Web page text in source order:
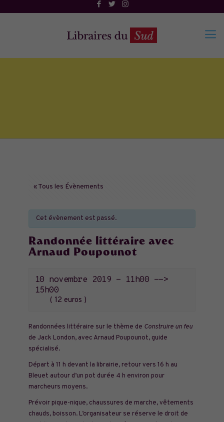
« Tous les Évènements
Cet évènement est passé.
Randonnée littéraire avec
Arnaud Poupounot
10 novembre 2019 - 11h00 -->
15h00
12 euros
Randonnées littéraire sur le thème de Construire un feu
de Jack London, avec Arnaud Poupounot, guide
spécialisé.
Départ à 11 h devant la librairie, retour vers 16 h au
Bleuet autour d’un pot durée 4 h environ pour
marcheurs moyens.
Prévoir pique-nique, chaussures de marche, vêtements
chauds, boisson. L’organisateur se réserve le droit de